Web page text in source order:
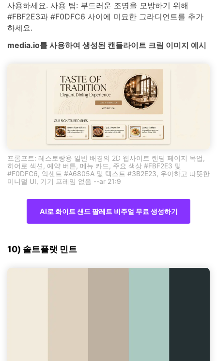
사용하세요. 사용 팁: 부드러운 조명을 모방하기 위해
#FBF2E3과 #F0DFC6 사이에 미묘한 그라디언트를 추가
하세요.
media.io를 사용하여 생성된 캔들라이트 크림 이미지 예시
프롬프트: 레스토랑용 일반 배경의 2D 웹사이트 랜딩 페이지 목업,
히어로 섹션, 예약 버튼, 메뉴 카드, 주요 색상 #FBF2E3 및
#F0DFC6, 악센트 #A6805A 및 텍스트 #3B2E23, 우아하고 따뜻한
미니멀 UI, 기기 프레임 없음 --ar 21:9
AI로 화이트 샌드 팔레트 비주얼 무료 생성하기
10) 솔트플랫 민트